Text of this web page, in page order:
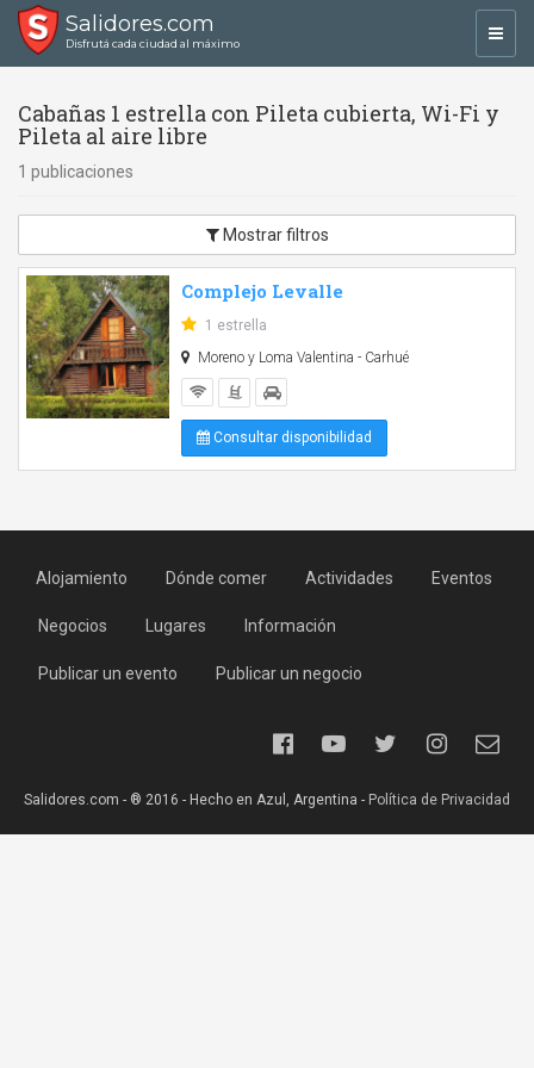
Salidores.com
Disfrutá cada ciudad al máximo
Cabañas 1 estrella con Pileta cubierta, Wi-Fi y
Pileta al aire libre
1 publicaciones
Mostrar filtros
Complejo Levalle
1 estrella
Moreno y Loma Valentina - Carhué
Consultar disponibilidad
Alojamiento Dónde comer Actividades Eventos
Negocios Lugares Información
Publicar un evento Publicar un negocio
Salidores.com - ® 2016 - Hecho en Azul, Argentina - Política de Privacidad